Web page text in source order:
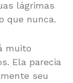
lágrimas
que nunca.
muito
Ela parecia
seu